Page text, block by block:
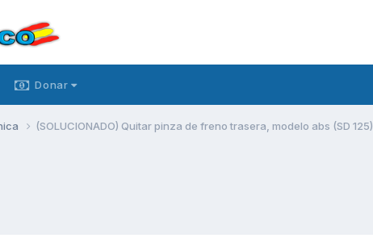
Donar
(SOLUCIONADO) Quitar pinza de freno trasera, modelo abs (SD 125)